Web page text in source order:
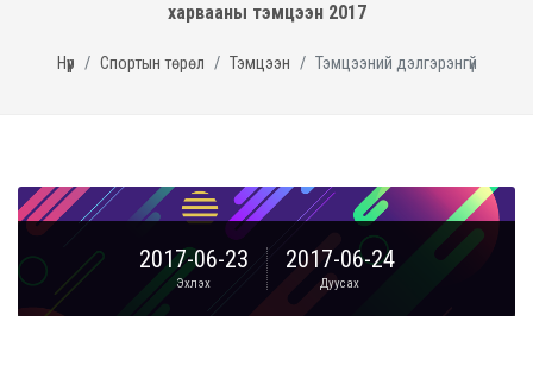
харвааны тэмцээн 2017
Нүүр Спортын төрөл Тэмцээн Тэмцээний дэлгэрэнгүй
2017-06-23
Эхлэх
2017-06-24
Дуусах